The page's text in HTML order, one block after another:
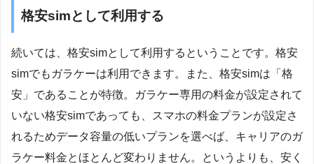
格安simとして利用する
続いては、格安simとして利用するということです。格安
simでもガラケーは利用できます。また、格安simは「格
安」であることが特徴。ガラケー専用の料金が設定されて
いない格安simであっても、スマホの料金プランが設定さ
れるためデータ容量の低いプランを選べば、キャリアのガ
ラケー料金とほとんど変わりません。というよりも、安く